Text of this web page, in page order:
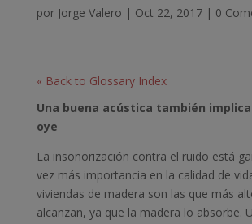
por Jorge Valero | Oct 22, 2017| 0
« Back to Glossary Index
Una buena acústica también
oye
La insonorización contra el ruido está
vez más importancia en la calidad de
viviendas de madera son las que más
alcanzan, ya que la madera lo absorbe.